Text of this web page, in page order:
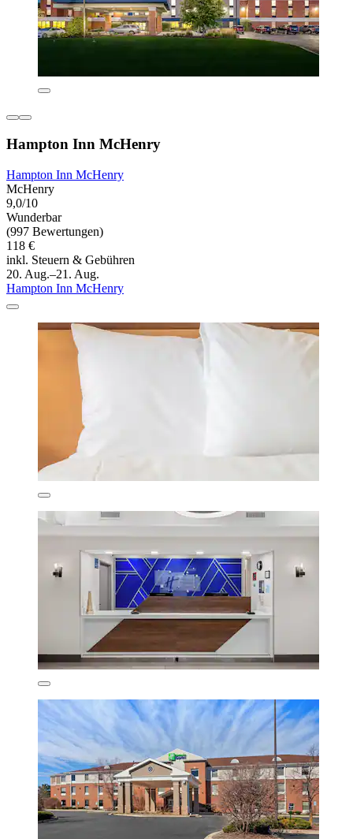
Hampton Inn McHenry
Hampton Inn McHenry
McHenry
9,0/10
Wunderbar
(997 Bewertungen)
118 €
inkl. Steuern & Gebühren
20. Aug.–21. Aug.
Hampton Inn McHenry